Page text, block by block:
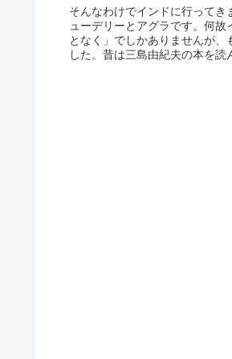
そんなわけでインドに行ってき
ューデリーとアグラです。何故
となく」でしかありませんが、
した。昔は三島由紀夫の本を読